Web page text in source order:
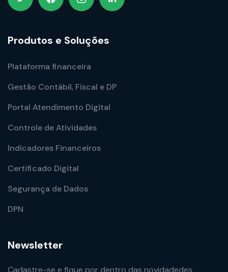
Produtos e Soluções
Plataforma financeira
Gestão Contábil, Fiscal e DP
Portal Atendimento Digital
Controle de Atividades
Indicadores Financeiros
Certificado Digital
Segurança de Dados
DPN
Newsletter